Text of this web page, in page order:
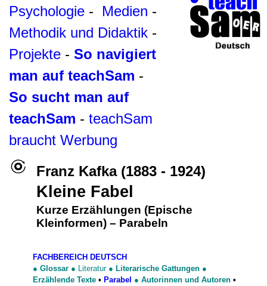
Psychologie - Medien -
Methodik und Didaktik -
Projekte - So navigiert
man auf teachSam -
So sucht man auf
teachSam - teachSam
braucht Werbung
Franz Kafka (1883 - 1924)
Kleine Fabel
Kurze Erzählungen (Epische
Kleinformen) – Parabeln
FACHBEREICH DEUTSCH
● Glossar ● Literatur ● Literarische Gattungen ●
Erzählende Texte ▪ Parabel ● Autorinnen und Autoren ▪